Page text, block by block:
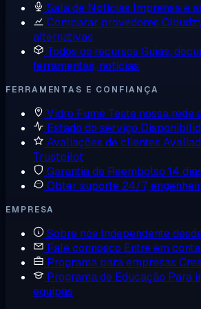
Sala de Notícias Imprensa e
Comparar provedores
alternativas
Todos os recursos Guias,
ferramentas, notícias
FERRAMENTAS E CONFIANÇA
Vidro Fumê Teste nossa rede
Estado do serviço
Avaliações de clientes
Trustpilot
Garantia de Reembolso 14
Obter suporte 24/7,
EMPRESA
Sobre nós Independente
Fale connosco Entre em
Programa para empresas
Programa de Educação Para
equipas